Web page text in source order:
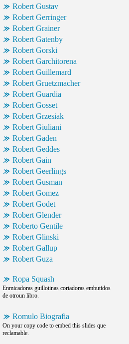
Robert Gustav
Robert Gerringer
Robert Grainer
Robert Gatenby
Robert Gorski
Robert Garchitorena
Robert Guillemard
Robert Gruetzmacher
Robert Guardia
Robert Gosset
Robert Grzesiak
Robert Giuliani
Robert Gaden
Robert Geddes
Robert Gain
Robert Geerlings
Robert Gusman
Robert Gomez
Robert Godet
Robert Glender
Roberto Gentile
Robert Glinski
Robert Gallup
Robert Guza
Ropa Squash
Enmicadoras guillotinas cortadoras embutidos
de otroun libro.
Romulo Biografia
On your copy code to embed this slides que
reclamable.